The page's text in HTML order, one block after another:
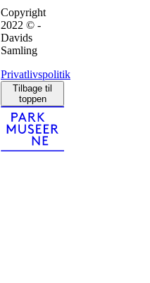
Copyright
2022 © -
Davids
Samling
Privatlivspolitik
Tilbage til
toppen